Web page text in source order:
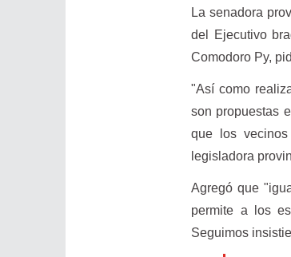
La senadora
del Ejecutivo
Comodoro Py,
"Así como
son propuestas
que los
legisladora
Agregó que
permite a los
Seguimos